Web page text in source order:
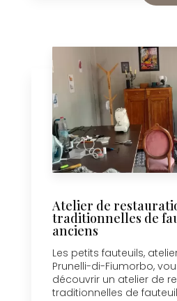
Atelier de
traditionnelles de
anciens
Les petits fauteuils,
Prunelli-di-Fiumorbo,
découvrir un atelier de
traditionnelles de